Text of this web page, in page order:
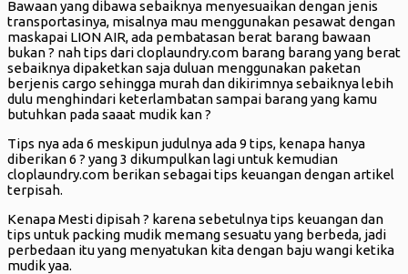
Bawaan yang dibawa sebaiknya menyesuaikan dengan jenis
transportasinya, misalnya mau menggunakan pesawat dengan
maskapai LION AIR, ada pembatasan berat barang bawaan
bukan ? nah tips dari cloplaundry.com barang barang yang berat
sebaiknya dipaketkan saja duluan menggunakan paketan
berjenis cargo sehingga murah dan dikirimnya sebaiknya lebih
dulu menghindari keterlambatan sampai barang yang kamu
butuhkan pada saaat mudik kan ?
Tips nya ada 6 meskipun judulnya ada 9 tips, kenapa hanya
diberikan 6 ? yang 3 dikumpulkan lagi untuk kemudian
cloplaundry.com berikan sebagai tips keuangan dengan artikel
terpisah.
Kenapa Mesti dipisah ? karena sebetulnya tips keuangan dan
tips untuk packing mudik memang sesuatu yang berbeda, jadi
perbedaan itu yang menyatukan kita dengan baju wangi ketika
mudik yaa.